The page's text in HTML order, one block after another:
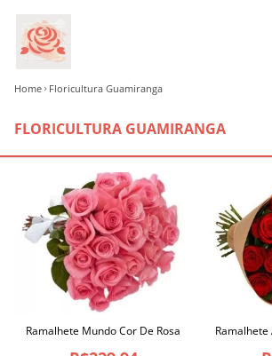
Home Floricultura Guamiranga
FLORICULTURA GUAMIRANGA
Ramalhete Mundo Cor De Rosa